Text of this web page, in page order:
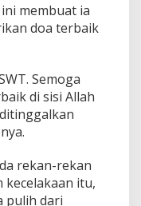
membuat ia
doa terbaik
Semoga
di sisi Allah
rekan-rekan
kecelakaan itu,
pulih dari